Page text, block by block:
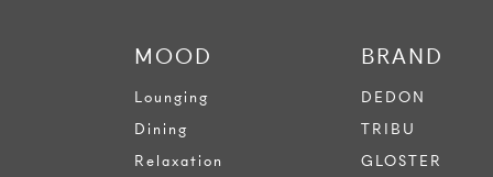
MOOD
Lounging
Dining
Relaxation
BRAND
DEDON
TRIBU
GLOSTER